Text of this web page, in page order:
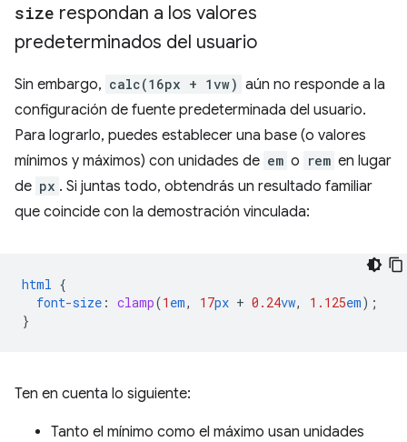
size respondan a los valores
predeterminados del usuario
Sin embargo, calc(16px + 1vw) aún no responde a la
configuración de fuente predeterminada del usuario.
Para lograrlo, puedes establecer una base (o valores
mínimos y máximos) con unidades de em o rem en lugar
de px . Si juntas todo, obtendrás un resultado familiar
que coincide con la demostración vinculada:
html {
font-size : clamp(1 em, 17px + 0.24vw, 1.125em);
}
Ten en cuenta lo siguiente:
Tanto el mínimo como el máximo usan unidades